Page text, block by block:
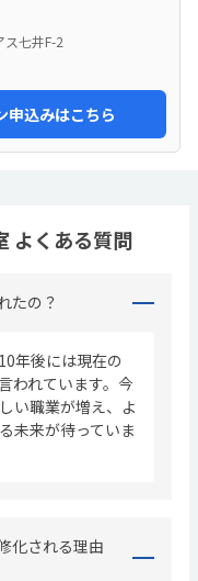
してくれて、子どもたちが
業内容も子どもが好きそう
た。
七井F-2
申込みはこちら
よくある質問
たの？
年後には現在の
われています。今
い職業が増え、よ
未来が待っていま
化される理由